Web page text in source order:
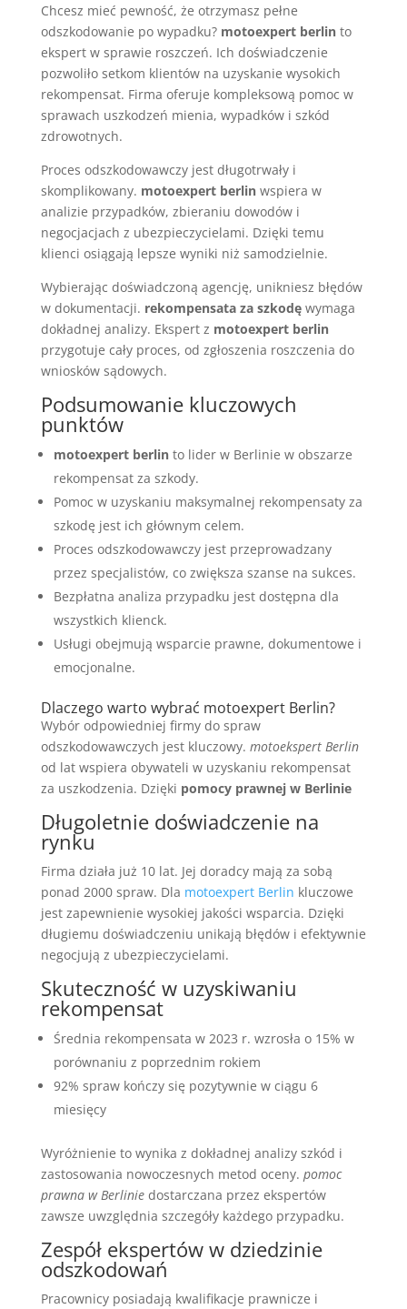
Chcesz mieć pewność, że otrzymasz pełne
odszkodowanie po wypadku? motoexpert berlinto
ekspert w sprawie roszczeń. Ich doświadczenie
pozwoliło setkom klientów na uzyskanie wysokich
rekompensat. Firma oferuje kompleksową pomoc w
sprawach uszkodzeń mienia, wypadków i szkód
zdrowotnych.
Proces odszkodowawczy jest długotrwały i
skomplikowany. motoexpert berlinwspiera w
analizie przypadków, zbieraniu dowodów i
negocjacjach z ubezpieczycielami. Dzięki temu
klienci osiągają lepsze wyniki niż samodzielnie.
Wybierając doświadczoną agencję, unikniesz błędów
w dokumentacji. rekompensata za szkodęwymaga
dokładnej analizy. Ekspert z motoexpert berlin
przygotuje cały proces, od zgłoszenia roszczenia do
wniosków sądowych.
Podsumowanie kluczowych
punktów
motoexpert berlinto lider w Berlinie w obszarze
rekompensat za szkody.
Pomoc w uzyskaniu maksymalnej rekompensaty za
szkodę jest ich głównym celem.
Proces odszkodowawczy jest przeprowadzany
przez specjalistów, co zwiększa szanse na sukces.
Bezpłatna analiza przypadku jest dostępna dla
wszystkich klienck.
Usługi obejmują wsparcie prawne, dokumentowe i
emocjonalne.
Dlaczego warto wybrać motoexpert Berlin?
Wybór odpowiedniej firmy do spraw
odszkodowawczych jest kluczowy. motoekspert Berlin
od lat wspiera obywateli w uzyskaniu rekompensat
za uszkodzenia. Dzięki pomocy prawnej w Berlinie
Długoletnie doświadczenie na
rynku
Firma działa już 10 lat. Jej doradcy mają za sobą
ponad 2000 spraw. Dla motoexpert Berlin kluczowe
jest zapewnienie wysokiej jakości wsparcia. Dzięki
długiemu doświadczeniu unikają błędów i efektywnie
negocjują z ubezpieczycielami.
Skuteczność w uzyskiwaniu
rekompensat
Średnia rekompensata w 2023 r. wzrosła o 15% w
porównaniu z poprzednim rokiem
92% spraw kończy się pozytywnie w ciągu 6
miesięcy
Wyróżnienie to wynika z dokładnej analizy szkód i
zastosowania nowoczesnych metod oceny. pomoc
prawna w Berliniedostarczana przez ekspertów
zawsze uwzględnia szczegóły każdego przypadku.
Zespół ekspertów w dziedzinie
odszkodowań
Pracownicy posiadają kwalifikacje prawnicze i